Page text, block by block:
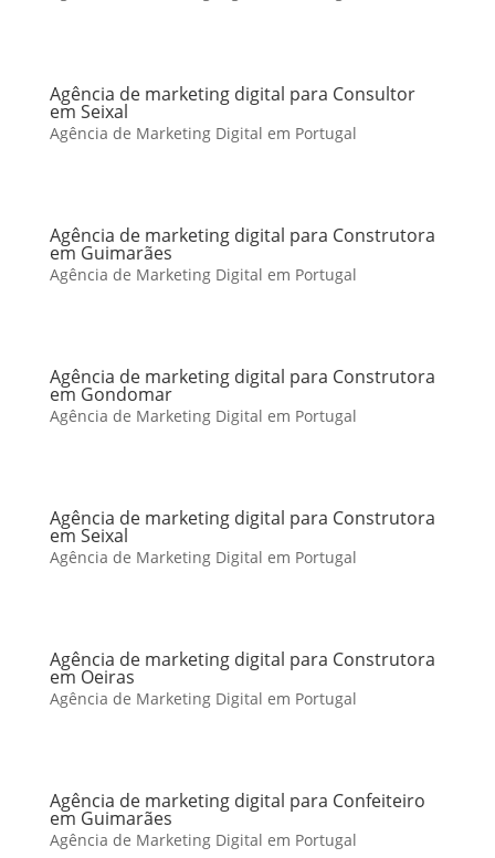
Agência de marketing digital para Consultor
em Seixal
Agência de Marketing Digital em Portugal
Agência de marketing digital para Construtora
em Guimarães
Agência de Marketing Digital em Portugal
Agência de marketing digital para Construtora
em Gondomar
Agência de Marketing Digital em Portugal
Agência de marketing digital para Construtora
em Seixal
Agência de Marketing Digital em Portugal
Agência de marketing digital para Construtora
em Oeiras
Agência de Marketing Digital em Portugal
Agência de marketing digital para Confeiteiro
em Guimarães
Agência de Marketing Digital em Portugal